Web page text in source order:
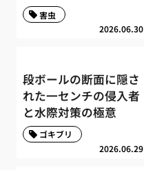
2026.06.30
害虫
段ボールの断面に隠さ
れた一センチの侵入者
と水際対策の極意
2026.06.29
ゴキブリ